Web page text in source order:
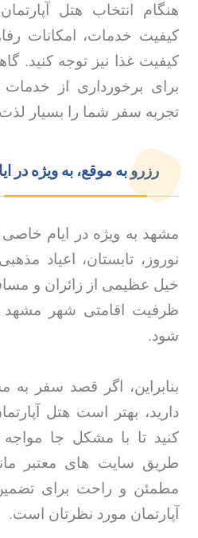
هنگام انتخاب هتل
کیفیت خدمات، امکانات
کیفیت غذا نیز توجه کنید.
برای برخورداری از خدمات
تجربه سفر شما را بسیار
رزرو به موقع، به ویژه در
مشهد به ویژه در ایام خاصی
نوروز، تابستان، اعیاد
خیل عظیمی از زائران و
ظرفیت اقامتی شهر
شود.
بنابراین، اگر قصد سفر به
دارید، بهتر است هتل
کنید تا با مشکل جا مواجه
طریق سایت های معتبر
مطمئن و راحت برای
آپارتمان مورد نظرتان است.